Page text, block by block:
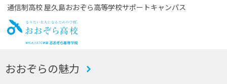
通信制高校 屋久島おおぞら高等学校サポートキャンパス
お
おおぞらの魅力